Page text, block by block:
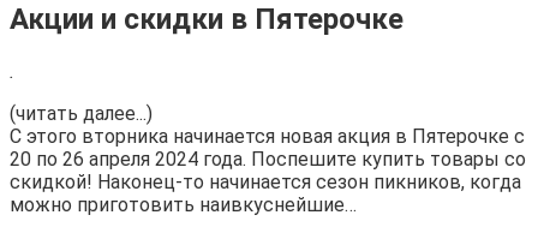
Акции и скидки в Пятерочке
.
(читать далее...)
С этого вторника начинается новая акция в Пятерочке с
20 по 26 апреля 2024 года. Поспешите купить товары со
скидкой! Наконец-то начинается сезон пикников, когда
можно приготовить наивкуснейшие…